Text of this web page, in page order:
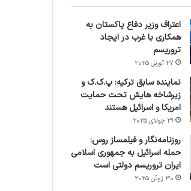
اعتراف وزیر دفاع پاکستان به
همکاری با غرب در ایجاد
تروریسم
27 آوریل 2025
نماینده سابق ترکیه: پ.ک.ک و
زیرشاخه هایش تحت حمایت
امریکا و اسرائیل هستند
29 جولای 2025
روزنامه‌نگار و فیلمساز روس:
حمله اسرائیل به جمهوری اسلامی
ایران تروریسم دولتی است
30 ژوئن 2025